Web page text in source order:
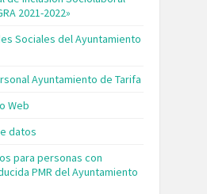
2021-2022»
Sociales del Ayuntamiento
Ayuntamiento de Tarifa
Web
datos
para personas con
PMR del Ayuntamiento